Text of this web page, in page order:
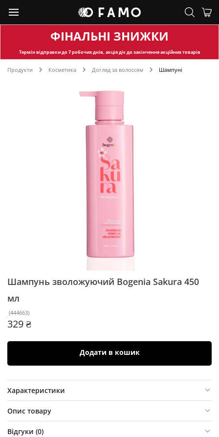
ФІНАЛЬНІ ЗНИЖКИ
Термін відправкидо 7 робочих днів, акція діє до закінчення акційних товарів
Продукти Косметика Догляд за волоссям Шампуні
Шампунь зволожуючий Bogenia Sakura 450
мл
(444663)
329 ₴
Додати в кошик
Характеристики
Опис товару
Відгуки (0)